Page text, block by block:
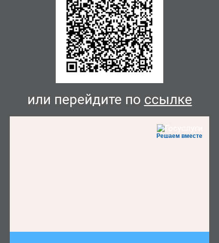
или перейдите по ссылке
Решаем вместе